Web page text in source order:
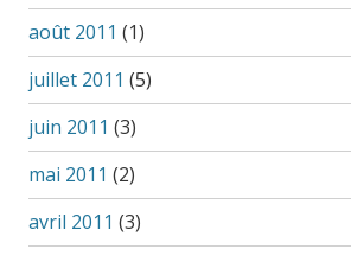
août 2011 (1)
juillet 2011 (5)
juin 2011 (3)
mai 2011 (2)
avril 2011 (3)